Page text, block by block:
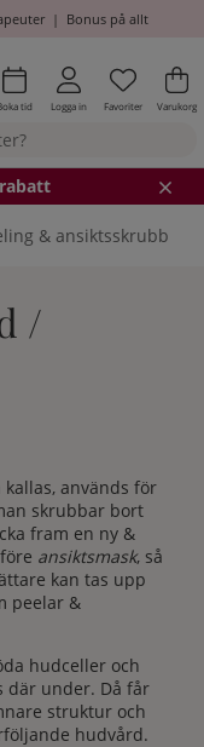
| Bonus på allt
tid Logga in Antal i
.
Favoriter .
Varukorg
& ansiktsskrubb
/
används för
skrubbar bort
fram en ny &
ansiktsmask, så
kan tas upp
peelar &
hudceller och
där under. Då får
struktur och
hudvård.